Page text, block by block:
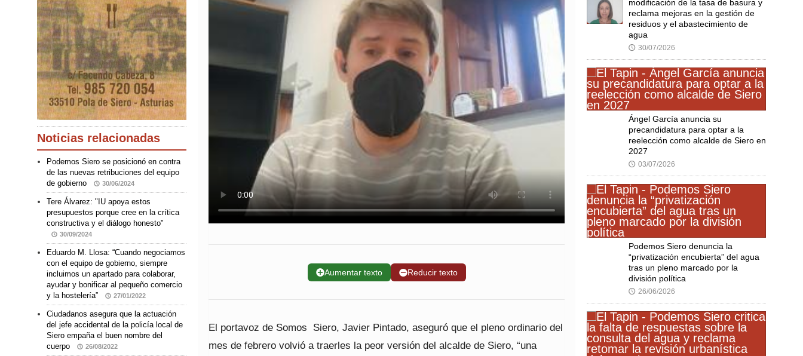
➕Aumentar texto ➖Reducir texto
El portavoz de Somos Siero, Javier Pintado, aseguró que el pleno ordinario del
mes de febrero volvió a traerles la peor versión del alcalde de Siero, “una
Noticias relacionadas
Podemos Siero se posicionó en contra
de las nuevas retribuciones del equipo
de gobierno
30/06/2024
Tere Álvarez: "IU apoya estos
presupuestos porque cree en la crítica
constructiva y el diálogo honesto"
30/09/2024
Eduardo M. Llosa: “Cuando negociamos
con el equipo de gobierno, siempre
incluimos un apartado para colaborar,
ayudar y bonificar al pequeño comercio
y la hostelería”
27/01/2022
Ciudadanos asegura que la actuación
del jefe accidental de la policía local de
Siero empaña el buen nombre del
cuerpo
26/08/2022
modificación de la tasa de basura y
reclama mejoras en la gestión de
residuos y el abastecimiento de
agua
🕔 30/07/2026
Ángel García anuncia su
precandidatura para optar a la
reelección como alcalde de Siero en
2027
🕔 03/07/2026
Podemos Siero denuncia la
“privatización encubierta” del agua
tras un pleno marcado por la
división política
🕔 26/06/2026